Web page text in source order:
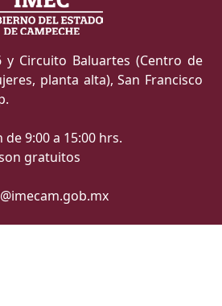
y Circuito Baluartes (Centro de
planta alta), San Francisco
9:00 a 15:00 hrs.
gratuitos